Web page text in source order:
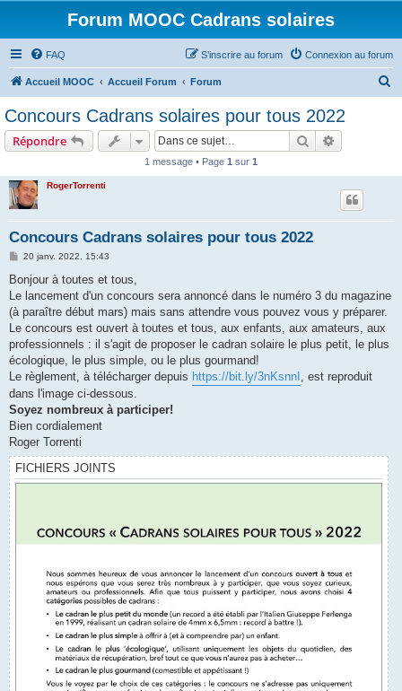
Forum MOOC Cadrans solaires
FAQ Connexion au forum
S’inscrire au forum
Accueil MOOC Accueil Forum Forum
Concours Cadrans solaires pour tous 2022
Répondre Rechercher
1 message • Page 1 sur 1
RogerTorrenti
Concours Cadrans solaires pour tous 2022
M
s
a
g
e
20 janv. 2022, 15:43
Bonjour à toutes et tous,
Le lancement d'un concours sera annoncé dans le numéro 3 du magazine
(à paraître début mars) mais sans attendre vous pouvez vous y préparer.
Le concours est ouvert à toutes et tous, aux enfants, aux amateurs, aux
professionnels : il s'agit de proposer le cadran solaire le plus petit, le plus
écologique, le plus simple, ou le plus gourmand!
Le règlement, à télécharger depuis https://bit.ly/3nKsnnI , est reproduit
dans l'image ci-dessous.
Soyez nombreux à participer!
Bien cordialement
Roger Torrenti
FICHIERS JOINTS